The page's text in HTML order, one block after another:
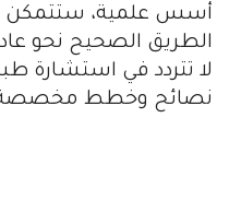
أسس علمية،
الطريق الصحيح نحو
لا تتردد في استشارة
نصائح وخطط مخصصة